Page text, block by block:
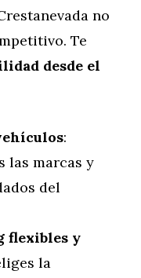
no
Te
desde el
:
las marcas y
del
flexibles y
la